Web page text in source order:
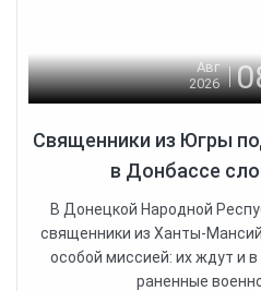
Авг
2026
Священники из Югры
в Донбассе
В Донецкой Народной
священники из Ханты-
особой миссией: их ждут и в
раненные